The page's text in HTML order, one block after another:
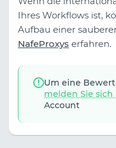
Ihres Workflows ist,
Aufbau einer
NafeProxys erfahren.
Um eine
melden Sie sich
Account